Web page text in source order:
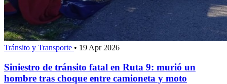
Tránsito y Transporte • 19 Apr 2026
Siniestro de tránsito fatal en Ruta 9: murió un
hombre tras choque entre camioneta y moto